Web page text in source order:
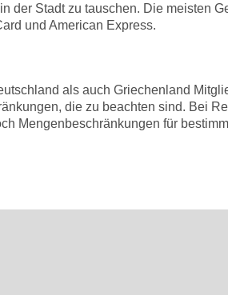
der Stadt zu tauschen. Die meisten
und American Express.
als auch Griechenland
die zu beachten sind. Bei
Mengenbeschränkungen für